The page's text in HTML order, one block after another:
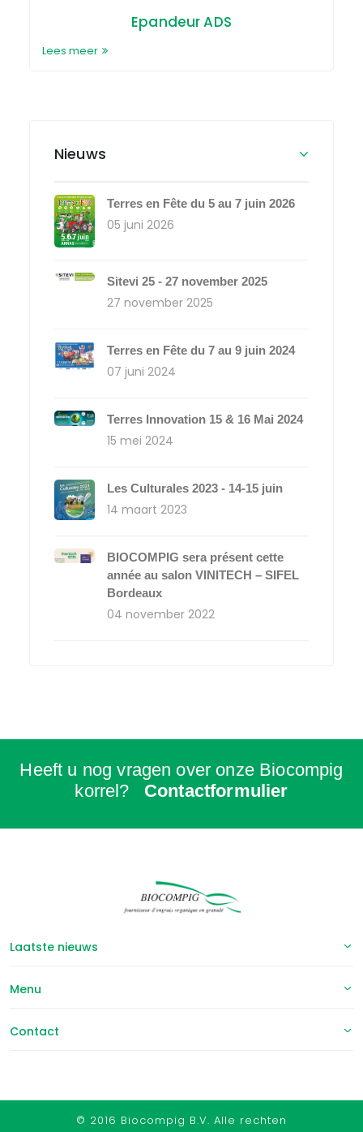
Epandeur ADS
Lees meer
Nieuws
Terres en Fête du 5 au 7 juin 2026
05 juni 2026
Sitevi 25 - 27 november 2025
27 november 2025
Terres en Fête du 7 au 9 juin 2024
07 juni 2024
Terres Innovation 15 & 16 Mai 2024
15 mei 2024
Les Culturales 2023 - 14-15 juin
14 maart 2023
BIOCOMPIG sera présent cette
année au salon VINITECH – SIFEL
Bordeaux
04 november 2022
Heeft u nog vragen over onze Biocompig
korrel? Contactformulier
Laatste nieuws
Menu
Contact
© 2016 Biocompig B.V. Alle rechten